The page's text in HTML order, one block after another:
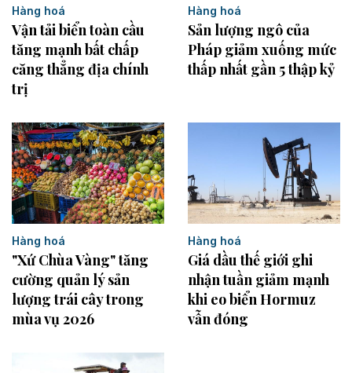
Hàng hoá
Vận tải biển toàn cầu
tăng mạnh bất chấp
căng thẳng địa chính
trị
Hàng hoá
Sản lượng ngô của
Pháp giảm xuống mức
thấp nhất gần 5 thập kỷ
Hàng hoá
"Xứ Chùa Vàng" tăng
cường quản lý sản
lượng trái cây trong
mùa vụ 2026
Hàng hoá
Giá dầu thế giới ghi
nhận tuần giảm mạnh
khi eo biển Hormuz
vẫn đóng